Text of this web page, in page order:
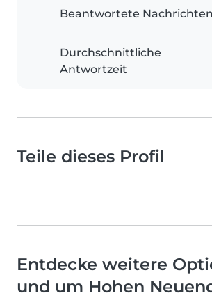
Beantwortete Nachrichten
Durchschnittliche
Antwortzeit
Teile dieses Profil
Entdecke weitere
und um Hohen